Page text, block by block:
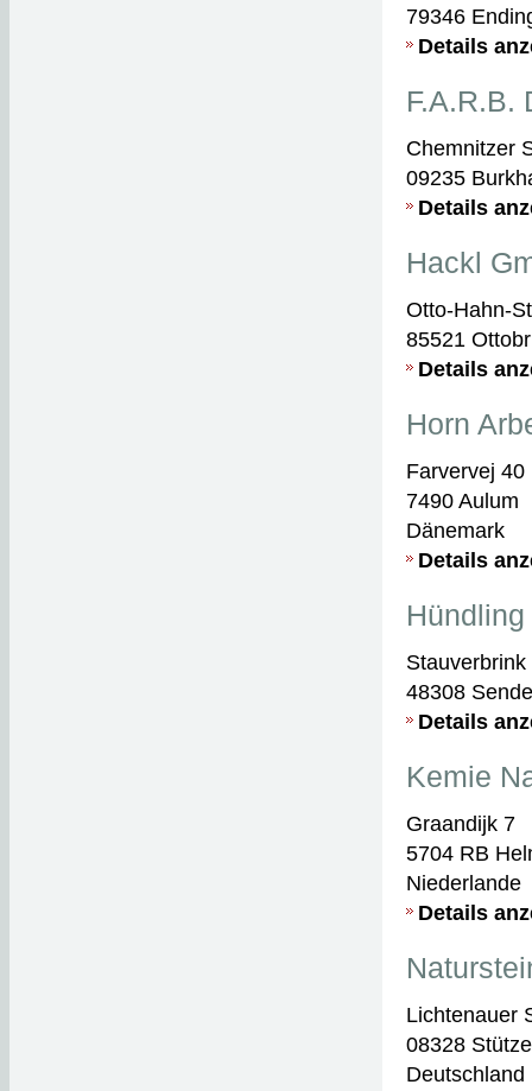
79346
Details
F.A.R.B.
Chemnitzer
09235
Details
Hackl
Otto-Hahn-
85521
Details
Horn
Farvervej 40
7490 Aulum
Dänemark
Details
Stauverbrink
48308 Sende
Details
Kemie
Graandijk 7
5704 RB
Niederlande
Details
Lichtenauer
08328
Deutschland